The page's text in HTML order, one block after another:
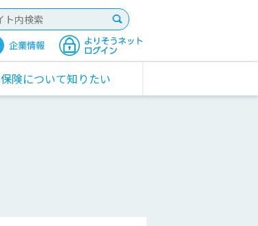
保険について知りたい